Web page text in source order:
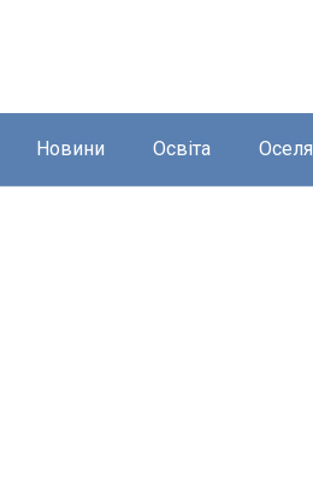
Новини Освіта Оселя